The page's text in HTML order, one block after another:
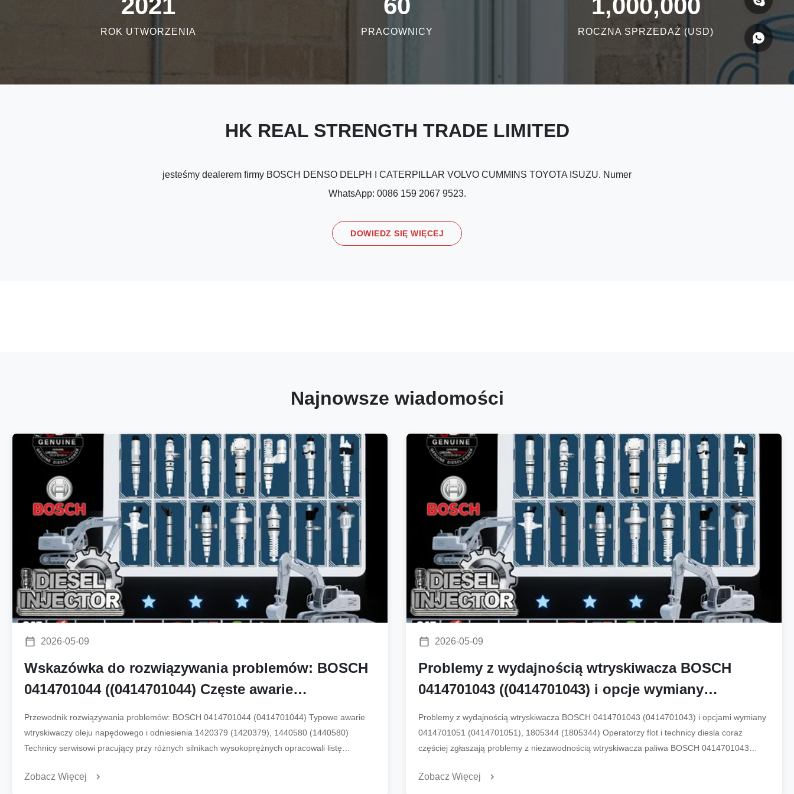
2021
ROK UTWORZENIA
60
PRACOWNICY
1,000,000
ROCZNA SPRZEDAŻ (USD)
HK REAL STRENGTH TRADE LIMITED
jesteśmy dealerem firmy BOSCH DENSO DELPH I CATERPILLAR VOLVO CUMMINS TOYOTA ISUZU. Numer
WhatsApp: 0086 159 2067 9523.
DOWIEDZ SIĘ WIĘCEJ
Najnowsze wiadomości
2026-05-09
Wskazówka do rozwiązywania problemów: BOSCH
0414701044 ((0414701044) Częste awarie
wtryskiwacza oleju napędowego i odniesienia
krzyżowe 1420379 ((1420379), 1440580 ((1440580)
Przewodnik rozwiązywania problemów: BOSCH 0414701044 (0414701044) Typowe awarie
wtryskiwaczy oleju napędowego i odniesienia 1420379 (1420379), 1440580 (1440580)
Technicy serwisowi pracujący przy różnych silnikach wysokoprężnych opracowali listę
Zobacz Więcej
2026-05-09
Problemy z wydajnością wtryskiwacza BOSCH
0414701043 ((0414701043) i opcje wymiany
0414701051 ((0414701051), 1805344 ((1805344)
Problemy z wydajnością wtryskiwacza BOSCH 0414701043 (0414701043) i opcjami wymiany
0414701051 (0414701051), 1805344 (1805344) Operatorzy flot i technicy diesla coraz
częściej zgłaszają problemy z niezawodnością wtryskiwacza paliwa BOSCH 0414701043
Zobacz Więcej